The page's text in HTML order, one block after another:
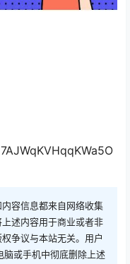
容信息都来自网络收集
述内容用于商业或者非
争议与本站无关。用户
或手机中彻底删除上述